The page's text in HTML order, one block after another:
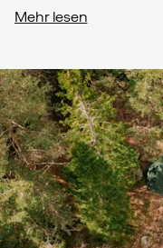
Mehr lesen